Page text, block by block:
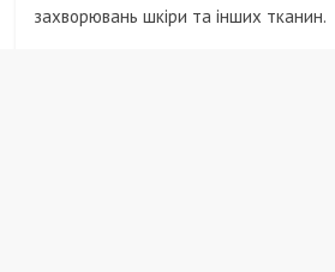
захворювань шкіри та інших тканин.